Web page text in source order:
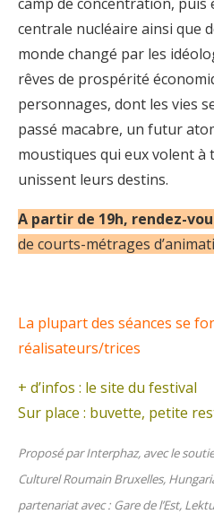
centrale nucléaire ainsi que
monde changé par les
rêves de prospérité
personnages, dont les vies
passé macabre, un futur
moustiques qui eux volent à
unissent leurs destins.
A partir de 19h, rendez-
de courts-métrages
La plupart des séances se
réalisateurs/trices
+ d’infos : le site du festival
Sur place : buvette, petite
Proposé par Interphaz, avec le
Culturel Roumain Bruxelles,
partenariat avec : Gare de l’Est,